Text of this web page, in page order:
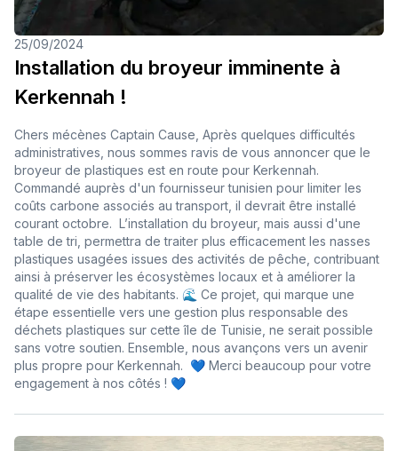
25/09/2024
Installation du broyeur imminente à
Kerkennah !
Chers mécènes Captain Cause, Après quelques difficultés
administratives, nous sommes ravis de vous annoncer que le
broyeur de plastiques est en route pour Kerkennah.
Commandé auprès d'un fournisseur tunisien pour limiter les
coûts carbone associés au transport, il devrait être installé
courant octobre. L’installation du broyeur, mais aussi d'une
table de tri, permettra de traiter plus efficacement les nasses
plastiques usagées issues des activités de pêche, contribuant
ainsi à préserver les écosystèmes locaux et à améliorer la
qualité de vie des habitants. 🌊 Ce projet, qui marque une
étape essentielle vers une gestion plus responsable des
déchets plastiques sur cette île de Tunisie, ne serait possible
sans votre soutien. Ensemble, nous avançons vers un avenir
plus propre pour Kerkennah. 💙 Merci beaucoup pour votre
engagement à nos côtés ! 💙